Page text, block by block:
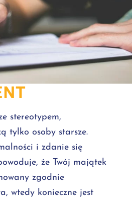
stereotypem,
tylko osoby starsze.
i zdanie się
że Twój majątek
zgodnie
wtedy konieczne jest